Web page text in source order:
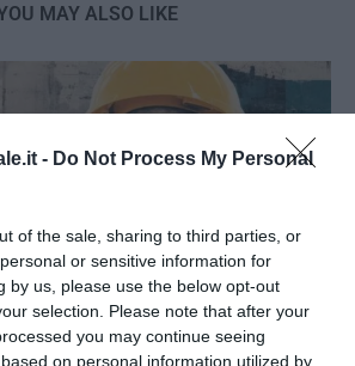
- Do Not Process My Personal
of the sale, sharing to third parties, or
or sensitive information for
by us, please use the below opt-out
selection. Please note that after your
you may continue seeing
on personal information utilized by
MAY ALSO LIKE